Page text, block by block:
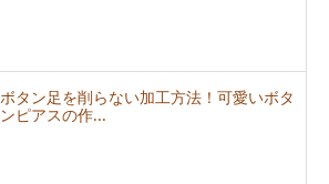
ボタン足を削らない加工方法！可愛いボタ
ンピアスの作...